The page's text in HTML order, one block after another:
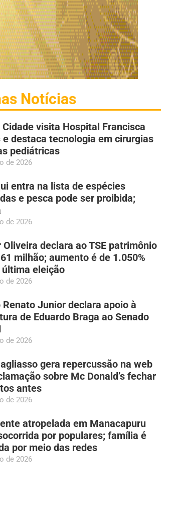
Notícias
Cidade visita Hospital Francisca
e destaca tecnologia em cirurgias
pediátricas
de 2026
entra na lista de espécies
e pesca pode ser proibida;
de 2026
Oliveira declara ao TSE patrimônio
milhão; aumento é de 1.050%
última eleição
de 2026
Junior declara apoio à
de Eduardo Braga ao Senado
de 2026
gera repercussão na web
sobre Mc Donald’s fechar
antes
de 2026
atropelada em Manacapuru
por populares; família é
por meio das redes
de 2026